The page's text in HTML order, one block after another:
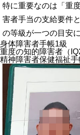
特に重要なのは「重
害者手当の支給要件
の等級が一つの目安
身体障害者手帳1級
重度の知的障害者（
精神障害者保健福祉手